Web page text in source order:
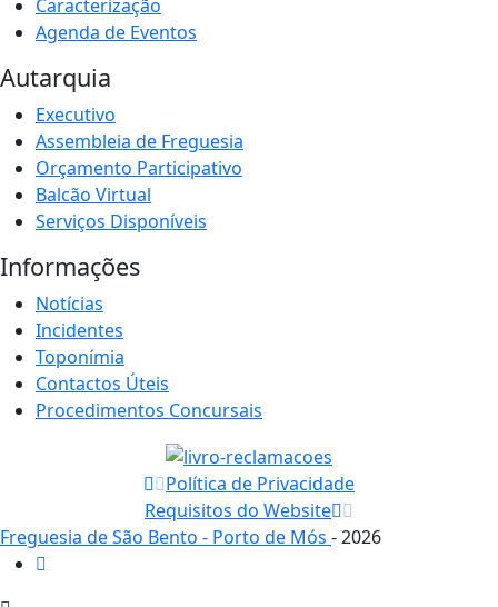
Caracterização
Agenda de Eventos
Autarquia
Executivo
Assembleia de Freguesia
Orçamento Participativo
Balcão Virtual
Serviços Disponíveis
Informações
Notícias
Incidentes
Toponímia
Contactos Úteis
Procedimentos Concursais
Política de Privacidade
Requisitos do Website
Freguesia de São Bento - Porto de Mós - 2026